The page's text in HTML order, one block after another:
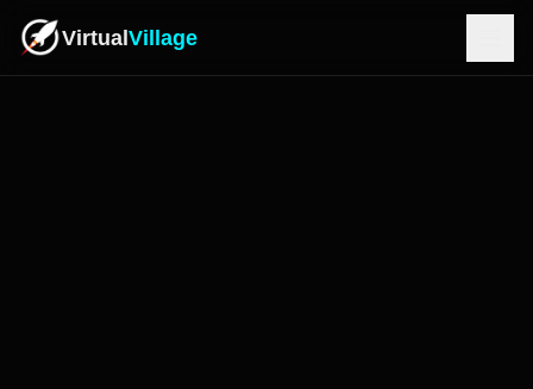
VirtualVillage